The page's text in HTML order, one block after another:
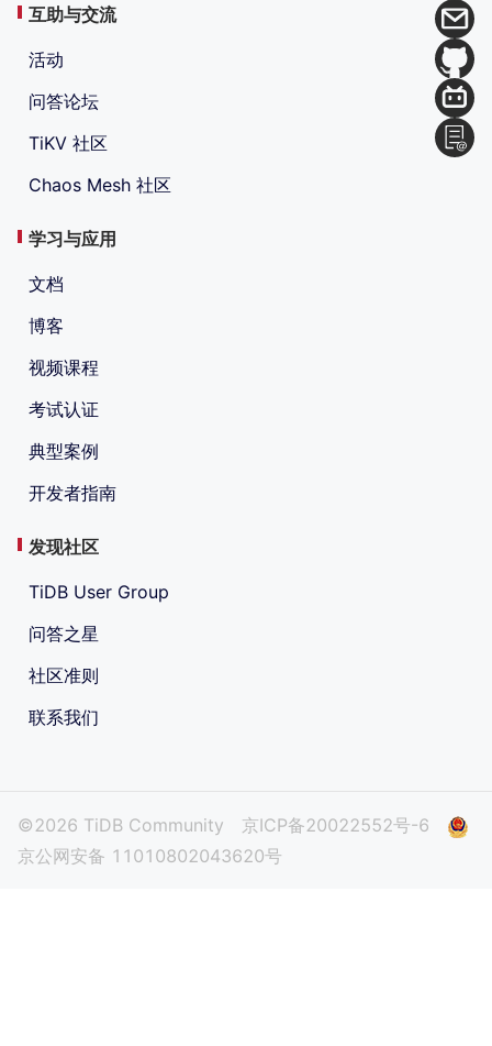
互助与交流
活动
问答论坛
TiKV 社区
Chaos Mesh 社区
学习与应用
文档
博客
视频课程
考试认证
典型案例
开发者指南
发现社区
TiDB User Group
问答之星
社区准则
联系我们
©2026 TiDB Community
京ICP备20022552号-6
京公网安备 11010802043620号